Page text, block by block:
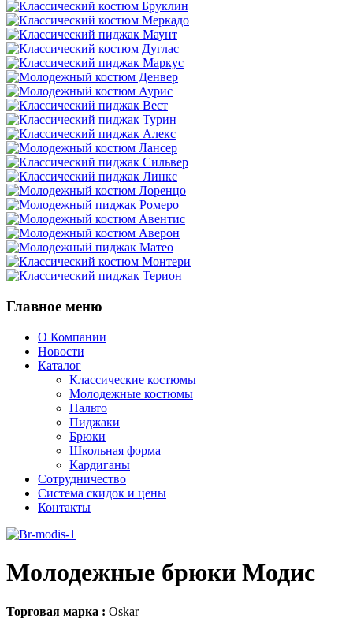
Главное меню
О Компании
Новости
Каталог
Классические костюмы
Молодежные костюмы
Пальто
Пиджаки
Брюки
Школьная форма
Кардиганы
Сотрудничество
Система скидок и цены
Контакты
Молодежные брюки Модис
Торговая марка : Oskar